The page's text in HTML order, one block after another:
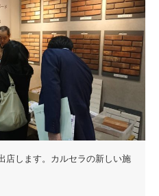
店します。カルセラの新しい施